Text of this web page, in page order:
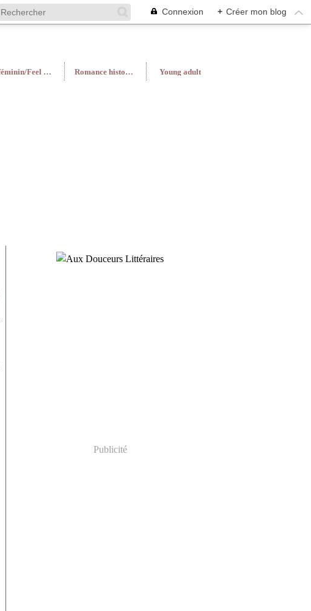
Connexion + Créer mon blog
Roman féminin/Feel Good Romance historique Young adult
Publicité